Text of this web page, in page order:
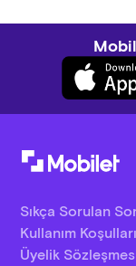
Sıkça Sorulan
Kullanım Koşulları
Üyelik